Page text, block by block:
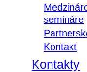
semináre
Kontakt
Kontakty